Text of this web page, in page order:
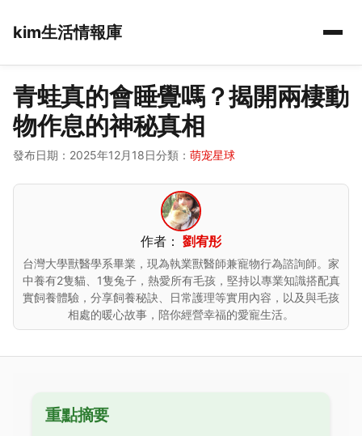
kim生活情報庫
青蛙真的會睡覺嗎？揭開兩棲動
物作息的神秘真相
發布日期：2025年12月18日分類： 萌宠星球
作者： 劉宥彤
台灣大學獸醫學系畢業，現為執業獸醫師兼寵物行為諮詢師。家
中養有2隻貓、1隻兔子，熱愛所有毛孩，堅持以專業知識搭配真
實飼養體驗，分享飼養秘訣、日常護理等實用內容，以及與毛孩
相處的暖心故事，陪你經營幸福的愛寵生活。
重點摘要